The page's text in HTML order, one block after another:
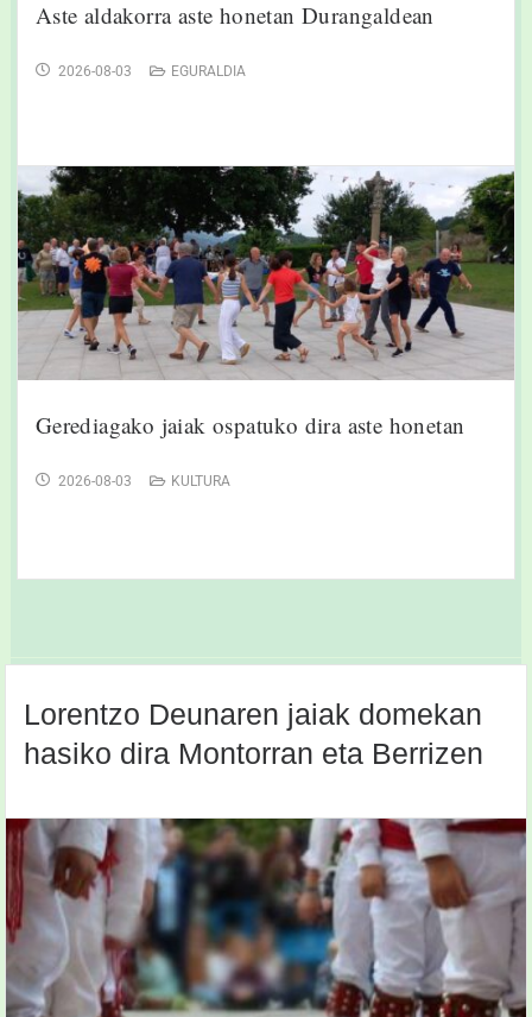
Aste aldakorra aste honetan Durangaldean
2026-08-03 EGURALDIA
Gerediagako jaiak ospatuko dira aste honetan
2026-08-03 KULTURA
Lorentzo Deunaren jaiak domekan
hasiko dira Montorran eta Berrizen